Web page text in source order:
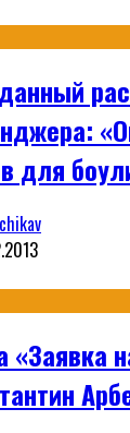
для
«Заявка